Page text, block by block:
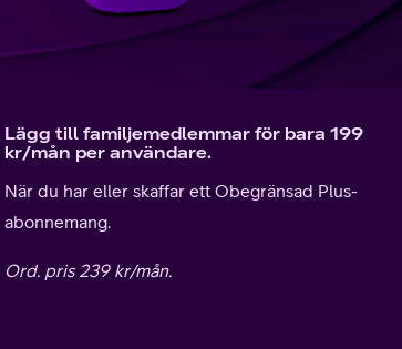
Lägg till familjemedlemmar för bara 199
kr/mån per användare.
När du har eller skaffar ett Obegränsad Plus-
abonnemang.
Ord. pris 239 kr/mån.